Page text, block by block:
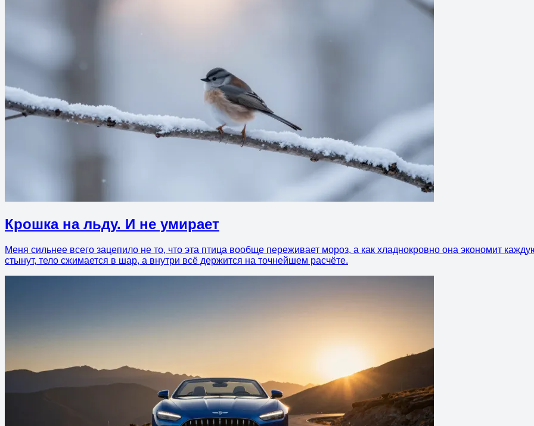
Крошка на льду. И не умирает
Меня сильнее всего зацепило не то, что эта птица вообще переживает мороз, а как хладнокровно она экономит
стынут, тело сжимается в шар, а внутри всё держится на точнейшем расчёте.